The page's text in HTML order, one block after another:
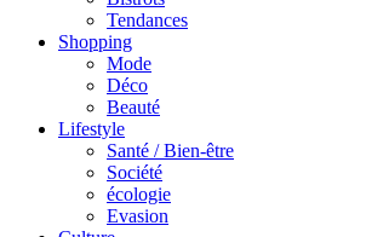
Tendances
Shopping
Mode
Déco
Beauté
Lifestyle
Santé / Bien-être
Société
écologie
Evasion